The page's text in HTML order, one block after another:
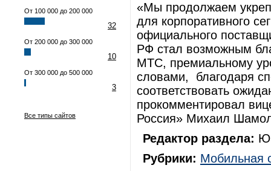
От 100 000 до 200 000
32
От 200 000 до 300 000
10
От 300 000 до 500 000
3
Все типы сайтов
«Мы продолжаем
для корпоративного
официального
РФ стал возможным
МТС, премиальному
словами, благодаря
соответствовать
прокомментировал
Россия» Михаил
Редактор раздела:
Рубрики: Мобильная